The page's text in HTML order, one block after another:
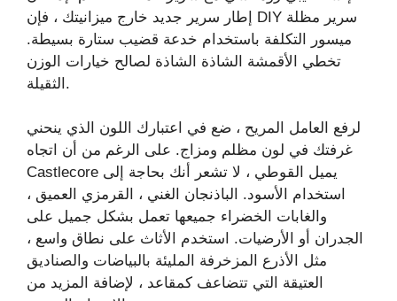
إطار سرير جديد خارج ميزانيتك ، فإن DIY سرير مظلة
ميسور التكلفة باستخدام خدعة قضيب ستارة بسيطة.
تخطي الأقمشة الشاذة الشاذة لصالح خيارات الوزن
الثقيلة.
لرفع العامل المريح ، ضع في اعتبارك اللون الذي ينحني
غرفتك في لون مظلم ومزاج. على الرغم من أن اتجاه
Castlecore يميل القوطي ، لا تشعر أنك بحاجة إلى
استخدام الأسود. الباذنجان الغني ، القرمزي العميق ،
والغابات الخضراء جميعها تعمل بشكل جميل على
الجدران أو الأرضيات. استخدم الأثاث على نطاق واسع ،
مثل الأذرع المزخرفة المليئة بالبياضات والصناديق
العتيقة التي تتضاعف كمقاعد ، لإضافة المزيد من